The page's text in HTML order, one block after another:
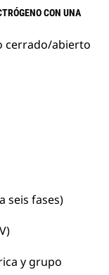
CON UNA
cerrado/abierto
seis fases)
y grupo